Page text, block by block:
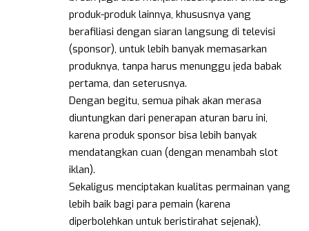
produk-produk lainnya, khususnya yang
berafiliasi dengan siaran langsung di televisi
(sponsor), untuk lebih banyak memasarkan
produknya, tanpa harus menunggu jeda babak
pertama, dan seterusnya.
Dengan begitu, semua pihak akan merasa
diuntungkan dari penerapan aturan baru ini,
karena produk sponsor bisa lebih banyak
mendatangkan cuan (dengan menambah slot
iklan).
Sekaligus menciptakan kualitas permainan yang
lebih baik bagi para pemain (karena
diperbolehkan untuk beristirahat sejenak),